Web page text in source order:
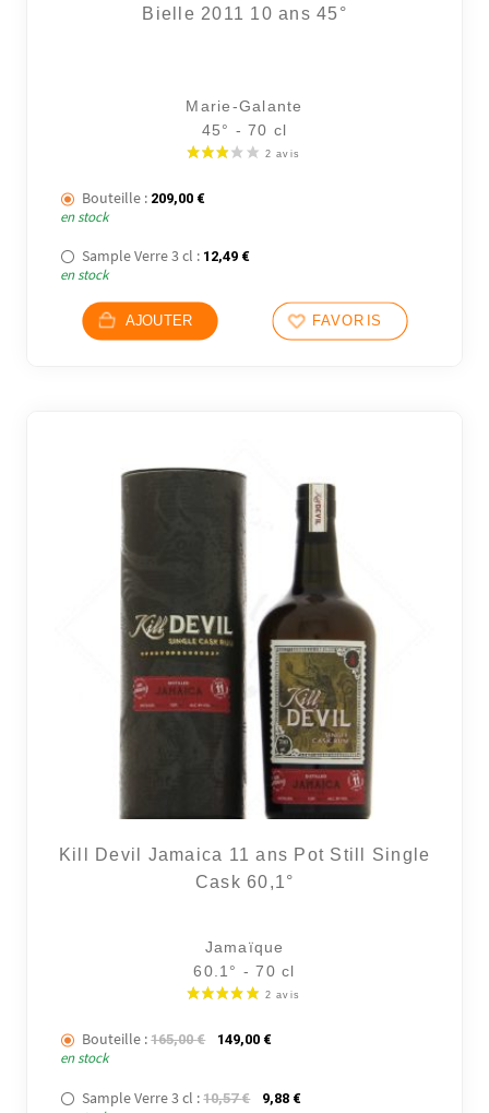
Bielle 2011 10 ans 45°
Marie-Galante
45° - 70 cl
Bouteille : 209,00 €
en stock
Sample Verre 3 cl : 12,49 €
en stock
AJOUTER FAVORIS
Kill Devil Jamaica 11 ans Pot Still Single
Cask 60,1°
Jamaïque
60.1° - 70 cl
Bouteille : 165,00€ Le prix initial était : 165,00 €.
149,00 €Le prix actuel est : 149,00 €.
en stock
Sample Verre 3 cl : 10,57€ Le prix initial était : 10,57 €.
9,88 €Le prix actuel est : 9,88 €.